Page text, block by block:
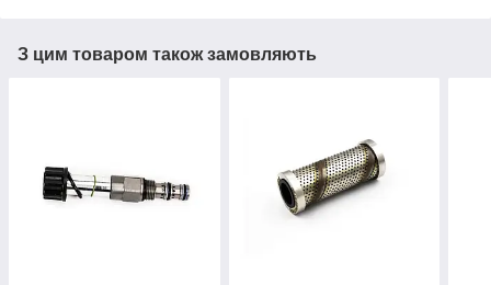
З цим товаром також замовляють